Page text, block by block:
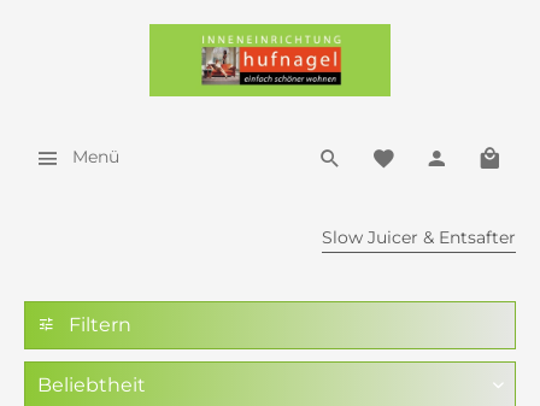
Menü
Slow Juicer & Entsafter
Filtern